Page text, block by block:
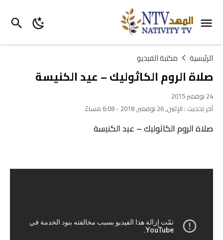
الرئيسية مكتبة الفيديو
صلاة الروم الكاثوليك – عيد الكنيسة
24 نوفمبر 2015
آخر تحديث : الإثنين, 26 نوفمبر, 2018 - 6:08 مساءً
صلاة الروم الكاثوليك – عيد الكنيسة